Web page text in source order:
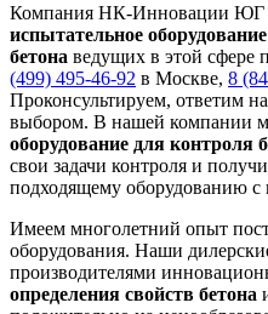
Компания НК-Инновации ЮГ
испытательное
бетона ведущих в этой сфере
(499) 495-46-92 в Москве, 8
Проконсультируем, ответим
выбором. В нашей компании
оборудование для контроля
свои задачи контроля и
подходящему оборудованию с
Имеем многолетний опыт
оборудования. Наши
производителями
определения свойств бетона